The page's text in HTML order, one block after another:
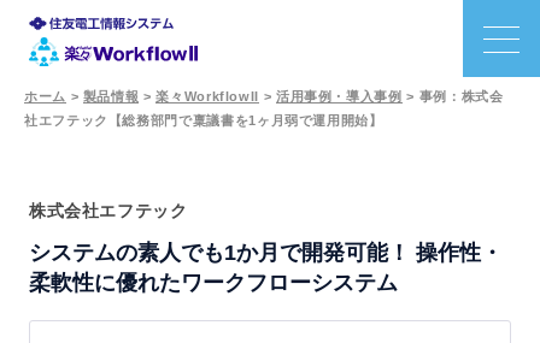
機能
利用シーン
ホーム > 製品情報 >楽々WorkflowII > 活用事例・導入事例 > 事例：株式会
社エフテック【総務部門で稟議書を1ヶ月弱で運用開始】
株式会社エフテック
システムの素人でも1か月で開発可能！ 操作性・
柔軟性に優れたワークフローシステム